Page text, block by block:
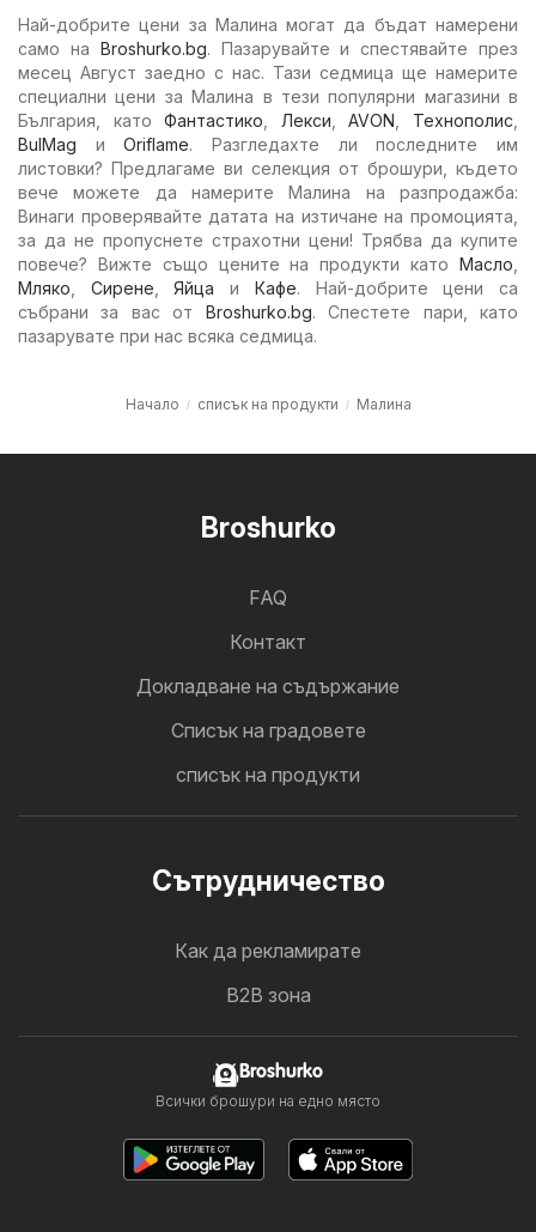
Най-добрите цени за Малина могат да бъдат намерени
само на Broshurko.bg. Пазарувайте и спестявайте през
месец Август заедно с нас. Тази седмица ще намерите
специални цени за Малина в тези популярни магазини в
България, катоФантастико Лекси ,AVON Технополис
BulMag иOriflame. Разгледахте ли последните им
листовки? Предлагаме ви селекция от брошури, където
вече можете да намерите Малина на разпродажба:
Винаги проверявайте датата на изтичане на промоцията,
за да не пропуснете страхотни цени! Трябва да купите
повече? Вижте също цените на продукти като Масло
Мляко
Сирене ,Яйца и Кафе. Най-добрите цени са
събрани за вас от Broshurko.bg. Спестете пари, като
пазарувате при нас всяка седмица.
Начало списък на продукти Малина
Broshurko
FAQ
Контакт
Докладване на съдържание
Cписък на градовете
списък на продукти
Cътрудничество
Как да рекламирате
B2B зона
Broshurko
Всички брошури на едно място